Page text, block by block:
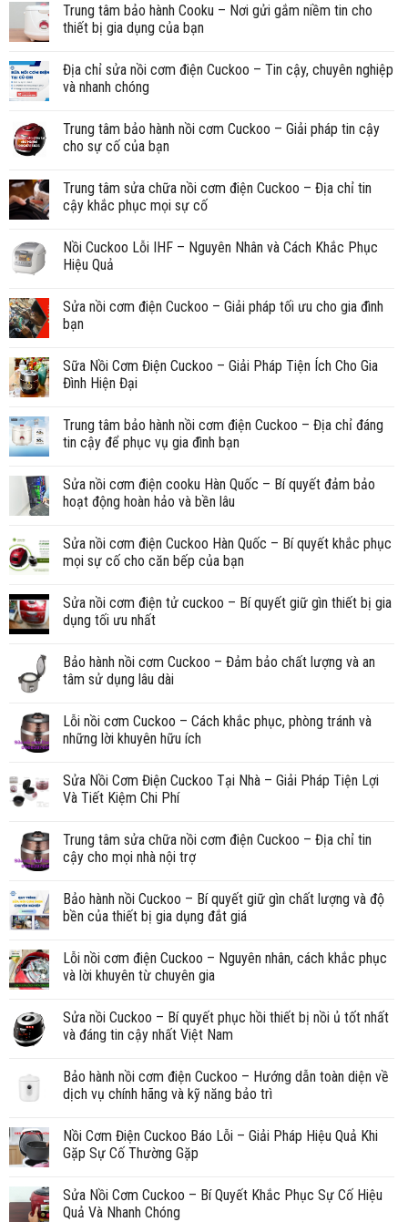
Trung tâm bảo hành Cooku – Nơi gửi gắm niềm tin cho
thiết bị gia dụng của bạn
Địa chỉ sửa nồi cơm điện Cuckoo – Tin cậy, chuyên nghiệp
và nhanh chóng
Trung tâm bảo hành nồi cơm Cuckoo – Giải pháp tin cậy
cho sự cố của bạn
Trung tâm sửa chữa nồi cơm điện Cuckoo – Địa chỉ tin
cậy khắc phục mọi sự cố
Nồi Cuckoo Lỗi IHF – Nguyên Nhân và Cách Khắc Phục
Hiệu Quả
Sửa nồi cơm điện Cuckoo – Giải pháp tối ưu cho gia đình
bạn
Sữa Nồi Cơm Điện Cuckoo – Giải Pháp Tiện Ích Cho Gia
Đình Hiện Đại
Trung tâm bảo hành nồi cơm điện Cuckoo – Địa chỉ đáng
tin cậy để phục vụ gia đình bạn
Sửa nồi cơm điện cooku Hàn Quốc – Bí quyết đảm bảo
hoạt động hoàn hảo và bền lâu
Sửa nồi cơm điện Cuckoo Hàn Quốc – Bí quyết khắc phục
mọi sự cố cho căn bếp của bạn
Sửa nồi cơm điện tử cuckoo – Bí quyết giữ gìn thiết bị gia
dụng tối ưu nhất
Bảo hành nồi cơm Cuckoo – Đảm bảo chất lượng và an
tâm sử dụng lâu dài
Lỗi nồi cơm Cuckoo – Cách khắc phục, phòng tránh và
những lời khuyên hữu ích
Sửa Nồi Cơm Điện Cuckoo Tại Nhà – Giải Pháp Tiện Lợi
Và Tiết Kiệm Chi Phí
Trung tâm sửa chữa nồi cơm điện Cuckoo – Địa chỉ tin
cậy cho mọi nhà nội trợ
Bảo hành nồi Cuckoo – Bí quyết giữ gìn chất lượng và độ
bền của thiết bị gia dụng đắt giá
Lỗi nồi cơm điện Cuckoo – Nguyên nhân, cách khắc phục
và lời khuyên từ chuyên gia
Sửa nồi Cuckoo – Bí quyết phục hồi thiết bị nồi ủ tốt nhất
và đáng tin cậy nhất Việt Nam
Bảo hành nồi cơm điện Cuckoo – Hướng dẫn toàn diện về
dịch vụ chính hãng và kỹ năng bảo trì
Nồi Cơm Điện Cuckoo Báo Lỗi – Giải Pháp Hiệu Quả Khi
Gặp Sự Cố Thường Gặp
Sửa Nồi Cơm Cuckoo – Bí Quyết Khắc Phục Sự Cố Hiệu
Quả Và Nhanh Chóng